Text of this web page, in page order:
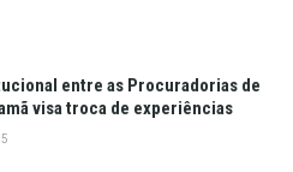
entre as Procuradorias de
visa troca de experiências